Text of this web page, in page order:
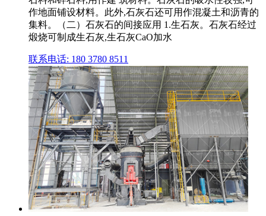
作地面铺设材料。此外,石灰石还可用作混凝土和沥青的
集料。（二）石灰石的间接应用 1.生石灰。石灰石经过
煅烧可制成生石灰,生石灰CaO加水
联系电话: 180 3780 8511